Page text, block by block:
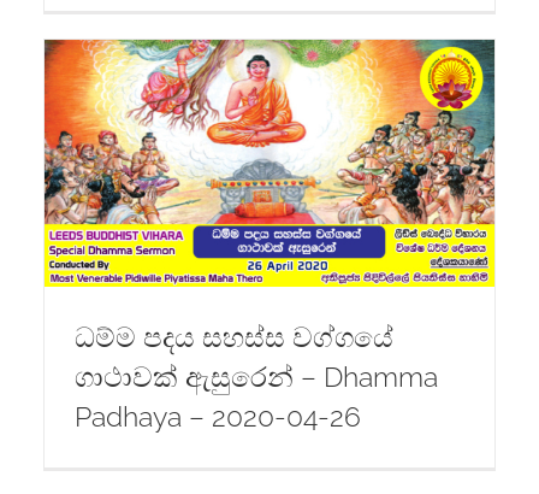
ධම්ම පදය සහස්ස වග්ගයේ
ගාථාවක් ඇසුරෙන් – Dhamma
Padhaya – 2020-04-26